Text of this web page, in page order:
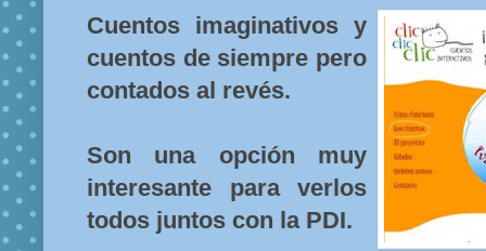
Cuentos imaginativos y
cuentos de siempre pero
contados al revés.
Son una opción muy
interesante para verlos
todos juntos con la PDI.